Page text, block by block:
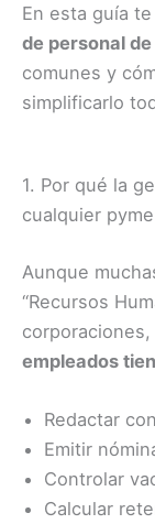
En esta guía
de personal
comunes y
simplificarlo
1. Por qué la
cualquier pyme
Aunque
“Recursos
empleados
Redactar
Emitir
Controlar
Calcular